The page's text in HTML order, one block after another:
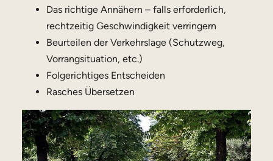
Das richtige Annähern – falls erforderlich,
rechtzeitig Geschwindigkeit verringern
Beurteilen der Verkehrslage (Schutzweg,
Vorrangsituation, etc.)
Folgerichtiges Entscheiden
Rasches Übersetzen